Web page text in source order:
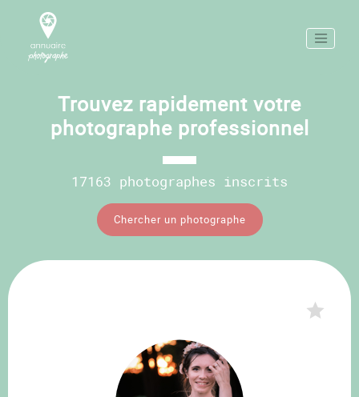
Trouvez rapidement votre
photographe professionnel
17163 photographes inscrits
Chercher un photographe